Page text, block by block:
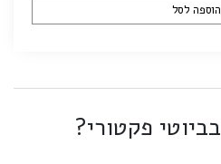
הוספה לסל
פקטורי?